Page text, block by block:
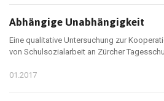
Abhängige Unabhängigkeit
Eine qualitative Untersuchung zur
von Schulsozialarbeit an Zürcher
01.2017